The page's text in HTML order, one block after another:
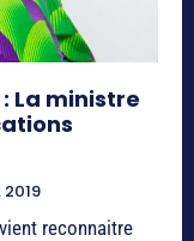
La ministre
reconnaitre